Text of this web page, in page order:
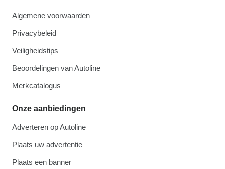
Algemene voorwaarden
Privacybeleid
Veiligheidstips
Beoordelingen van Autoline
Merkcatalogus
Onze aanbiedingen
Adverteren op Autoline
Plaats uw advertentie
Plaats een banner